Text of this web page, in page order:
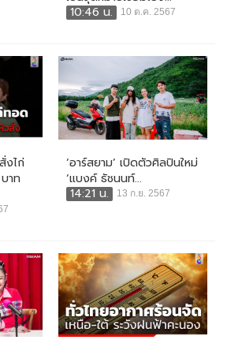
10:46 น.
10 ต.ค. 2567
งไก่
าท
‘อาร์สยาม’ เปิดตัวศิลปินใหม่
‘แบงค์ ธัชนนท์...
14:21 น.
13 ก.ย. 2567